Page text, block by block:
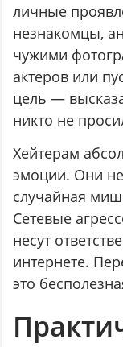
личные
незнакомцы,
чужими
актеров или
цель —
никто не
Хейтерам
эмоции. Они
случайная
Сетевые
несут
интернете.
это